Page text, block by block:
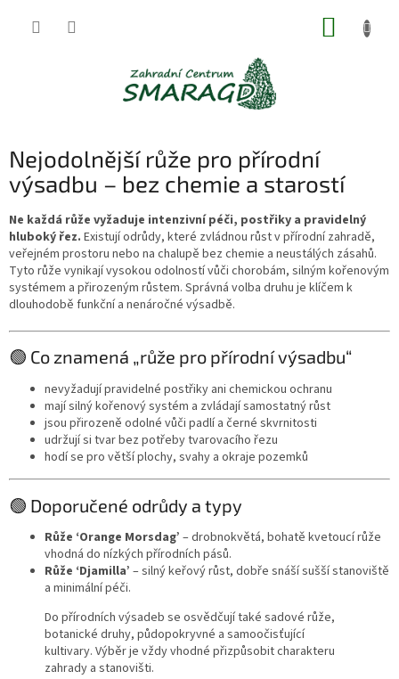
Nejodolnější růže pro přírodní
výsadbu – bez chemie a starostí
Ne každá růže vyžaduje intenzivní péči, postřiky a pravidelný
hluboký řez. Existují odrůdy, které zvládnou růst v přírodní zahradě,
veřejném prostoru nebo na chalupě bez chemie a neustálých zásahů.
Tyto růže vynikají vysokou odolností vůči chorobám, silným kořenovým
systémem a přirozeným růstem. Správná volba druhu je klíčem k
dlouhodobě funkční a nenáročné výsadbě.
🟢 Co znamená „růže pro přírodní výsadbu“
nevyžadují pravidelné postřiky ani chemickou ochranu
mají silný kořenový systém a zvládají samostatný růst
jsou přirozeně odolné vůči padlí a černé skvrnitosti
udržují si tvar bez potřeby tvarovacího řezu
hodí se pro větší plochy, svahy a okraje pozemků
🟢 Doporučené odrůdy a typy
Růže ‘Orange Morsdag’ – drobnokvětá, bohatě kvetoucí růže
vhodná do nízkých přírodních pásů.
Růže ‘Djamilla’ – silný keřový růst, dobře snáší sušší stanoviště
a minimální péči.
Do přírodních výsadeb se osvědčují také sadové růže,
botanické druhy, půdopokryvné a samoočisťující
kultivary. Výběr je vždy vhodné přizpůsobit charakteru
zahrady a stanovišti.